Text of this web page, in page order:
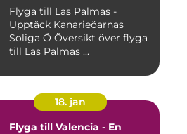
Flyga till Las Palmas -
Upptäck Kanarieöarnas
Soliga Ö Översikt över flyga
till Las Palmas ...
18. jan
Flyga till Valencia - En